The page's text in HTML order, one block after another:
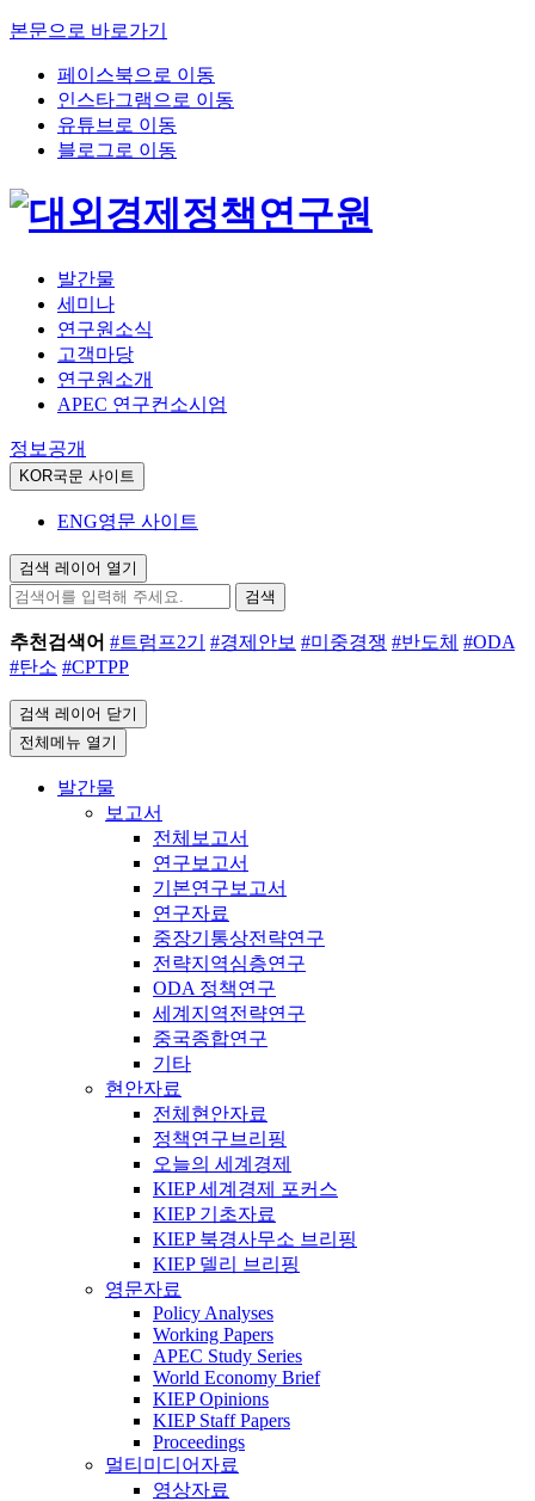
본문으로 바로가기
페이스북으로 이동
인스타그램으로 이동
유튜브로 이동
블로그로 이동
발간물
세미나
연구원소식
고객마당
연구원소개
APEC 연구컨소시엄
정보공개
KOR국문 사이트
ENG영문 사이트
검색 레이어 열기
검색
추천검색어 #트럼프2기 #경제안보 #미중경쟁 #반도체 #ODA
#탄소 #CPTPP
검색 레이어 닫기
전체메뉴 열기
발간물
보고서
전체보고서
연구보고서
기본연구보고서
연구자료
중장기통상전략연구
전략지역심층연구
ODA 정책연구
세계지역전략연구
중국종합연구
기타
현안자료
전체현안자료
정책연구브리핑
오늘의 세계경제
KIEP 세계경제 포커스
KIEP 기초자료
KIEP 북경사무소 브리핑
KIEP 델리 브리핑
영문자료
Policy Analyses
Working Papers
APEC Study Series
World Economy Brief
KIEP Opinions
KIEP Staff Papers
Proceedings
멀티미디어자료
영상자료